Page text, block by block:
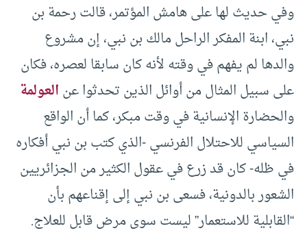
وفي حديث لها على هامش المؤتمر، قالت رحمة بن
نبي، ابنة المفكر الراحل مالك بن نبي، إن مشروع
والدها لم يفهم في وقته لأنه كان سابقا لعصره، فكان
على سبيل المثال من أوائل الذين تحدثوا عنالعولمة
والحضارة الإنسانية في وقت مبكر، كما أن الواقع
السياسي للاحتلال الفرنسي -الذي كتب بن نبي أفكاره
في ظله- كان قد زرع في عقول الكثير من الجزائريين
الشعور بالدونية، فسعى بن نبي إلى إقناعهم بأن
“القابلية للاستعمار” ليست سوى مرض قابل للعلاج.